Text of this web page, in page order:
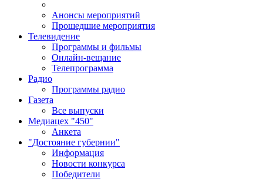
Анонсы мероприятий
Прошедшие мероприятия
Телевидение
Программы и фильмы
Онлайн-вещание
Телепрограмма
Радио
Программы радио
Газета
Все выпуски
Медиацех "450"
Анкета
"Достояние губернии"
Информация
Новости конкурса
Победители